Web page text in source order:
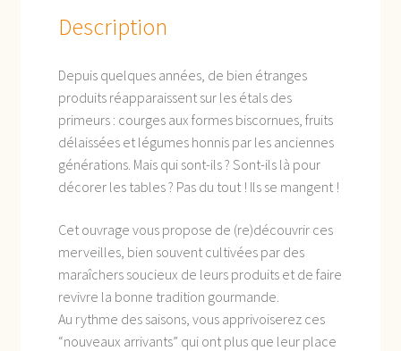
Description
Depuis quelques années, de bien étranges
produits réapparaissent sur les étals des
primeurs : courges aux formes biscornues, fruits
délaissées et légumes honnis par les anciennes
générations. Mais qui sont-ils ? Sont-ils là pour
décorer les tables ? Pas du tout ! Ils se mangent !
Cet ouvrage vous propose de (re)découvrir ces
merveilles, bien souvent cultivées par des
maraîchers soucieux de leurs produits et de faire
revivre la bonne tradition gourmande.
Au rythme des saisons, vous apprivoiserez ces
“nouveaux arrivants” qui ont plus que leur place